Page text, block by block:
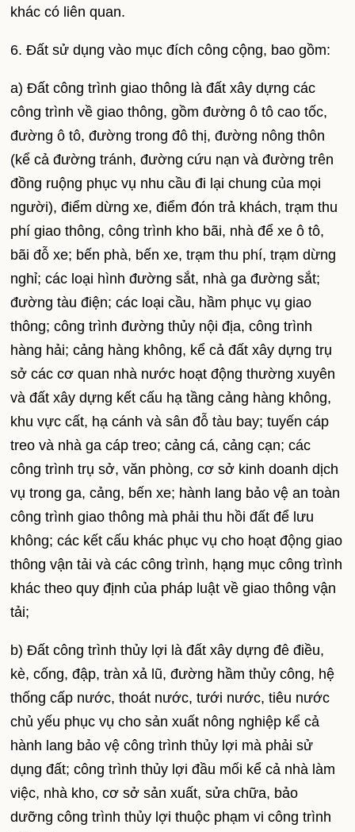
khác có liên quan.
6. Đất sử dụng vào mục đích công cộng, bao gồm:
a) Đất công trình giao thông là đất xây dựng các
công trình về giao thông, gồm đường ô tô cao tốc,
đường ô tô, đường trong đô thị, đường nông thôn
(kể cả đường tránh, đường cứu nạn và đường trên
đồng ruộng phục vụ nhu cầu đi lại chung của mọi
người), điểm dừng xe, điểm đón trả khách, trạm thu
phí giao thông, công trình kho bãi, nhà để xe ô tô,
bãi đỗ xe; bến phà, bến xe, trạm thu phí, trạm dừng
nghỉ; các loại hình đường sắt, nhà ga đường sắt;
đường tàu điện; các loại cầu, hầm phục vụ giao
thông; công trình đường thủy nội địa, công trình
hàng hải; cảng hàng không, kể cả đất xây dựng trụ
sở các cơ quan nhà nước hoạt động thường xuyên
và đất xây dựng kết cấu hạ tầng cảng hàng không,
khu vực cất, hạ cánh và sân đỗ tàu bay; tuyến cáp
treo và nhà ga cáp treo; cảng cá, cảng cạn; các
công trình trụ sở, văn phòng, cơ sở kinh doanh dịch
vụ trong ga, cảng, bến xe; hành lang bảo vệ an toàn
công trình giao thông mà phải thu hồi đất để lưu
không; các kết cấu khác phục vụ cho hoạt động giao
thông vận tải và các công trình, hạng mục công trình
khác theo quy định của pháp luật về giao thông vận
tải;
b) Đất công trình thủy lợi là đất xây dựng đê điều,
kè, cống, đập, tràn xả lũ, đường hầm thủy công, hệ
thống cấp nước, thoát nước, tưới nước, tiêu nước
chủ yếu phục vụ cho sản xuất nông nghiệp kể cả
hành lang bảo vệ công trình thủy lợi mà phải sử
dụng đất; công trình thủy lợi đầu mối kể cả nhà làm
việc, nhà kho, cơ sở sản xuất, sửa chữa, bảo
dưỡng công trình thủy lợi thuộc phạm vi công trình